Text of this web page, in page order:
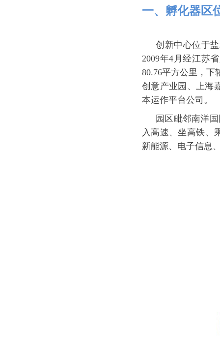
一、孵化器区
创新中心位于
2009年4月经江苏
80.76平方公里，
创意产业园、上海
本运作平台公司。
园区毗邻南洋
入高速、坐高铁、
新能源、电子信息